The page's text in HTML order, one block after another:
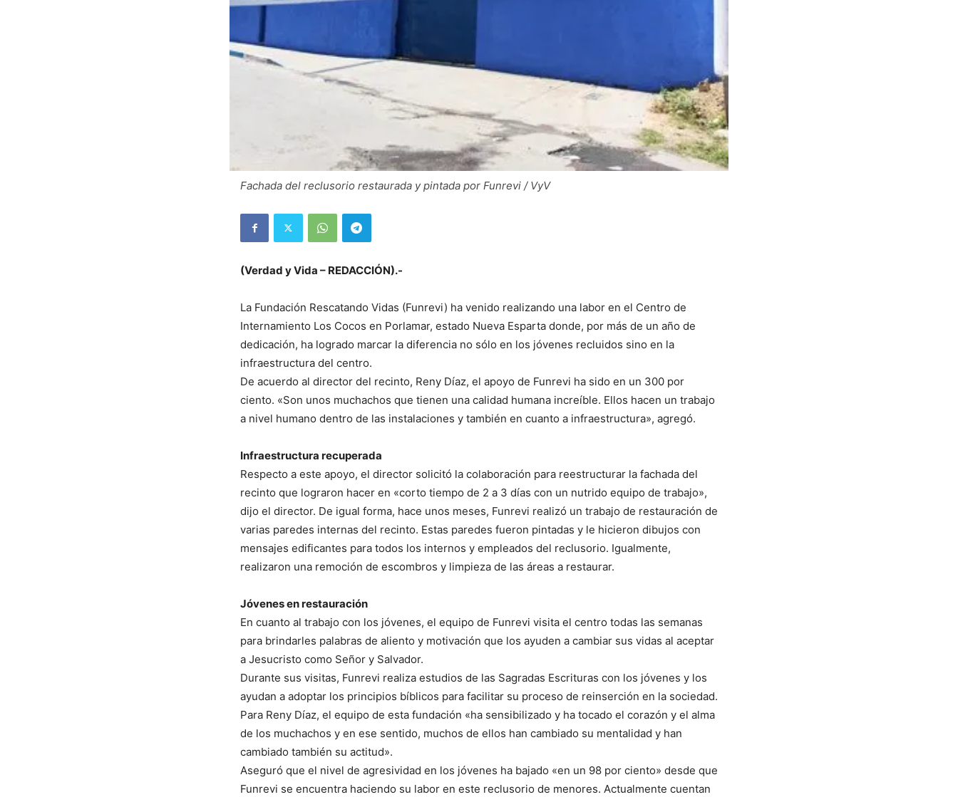
Fachada del reclusorio restaurada y pintada por Funrevi / VyV
(Verdad y Vida – REDACCIÓN).-
La Fundación Rescatando Vidas (Funrevi) ha venido realizando una labor en el Centro de
Internamiento Los Cocos en Porlamar, estado Nueva Esparta donde, por más de un año de
dedicación, ha logrado marcar la diferencia no sólo en los jóvenes recluidos sino en la
infraestructura del centro.
De acuerdo al director del recinto, Reny Díaz, el apoyo de Funrevi ha sido en un 300 por
ciento. «Son unos muchachos que tienen una calidad humana increíble. Ellos hacen un trabajo
a nivel humano dentro de las instalaciones y también en cuanto a infraestructura», agregó.
Infraestructura recuperada
Respecto a este apoyo, el director solicitó la colaboración para reestructurar la fachada del
recinto que lograron hacer en «corto tiempo de 2 a 3 días con un nutrido equipo de trabajo»,
dijo el director. De igual forma, hace unos meses, Funrevi realizó un trabajo de restauración de
varias paredes internas del recinto. Estas paredes fueron pintadas y le hicieron dibujos con
mensajes edificantes para todos los internos y empleados del reclusorio. Igualmente,
realizaron una remoción de escombros y limpieza de las áreas a restaurar.
Jóvenes en restauración
En cuanto al trabajo con los jóvenes, el equipo de Funrevi visita el centro todas las semanas
para brindarles palabras de aliento y motivación que los ayuden a cambiar sus vidas al aceptar
a Jesucristo como Señor y Salvador.
Durante sus visitas, Funrevi realiza estudios de las Sagradas Escrituras con los jóvenes y los
ayudan a adoptar los principios bíblicos para facilitar su proceso de reinserción en la sociedad.
Para Reny Díaz, el equipo de esta fundación «ha sensibilizado y ha tocado el corazón y el alma
de los muchachos y en ese sentido, muchos de ellos han cambiado su mentalidad y han
cambiado también su actitud».
Aseguró que el nivel de agresividad en los jóvenes ha bajado «en un 98 por ciento» desde que
Funrevi se encuentra haciendo su labor en este reclusorio de menores. Actualmente cuentan